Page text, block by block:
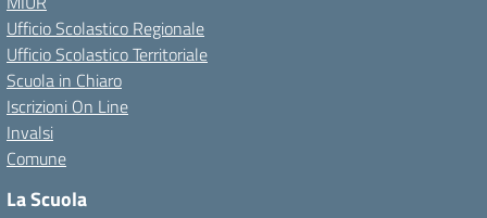
Ufficio Scolastico Regionale
Ufficio Scolastico Territoriale
Scuola in Chiaro
Iscrizioni On Line
Invalsi
Comune
La Scuola